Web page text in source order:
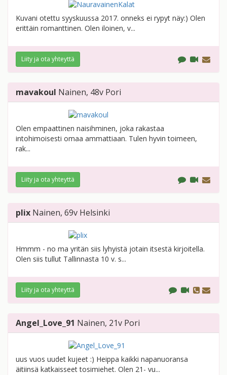
Kuvani otettu syyskuussa 2017. onneks ei rypyt näy:) Olen
erittäin romanttinen. Olen iloinen, v...
Liity ja ota yhteyttä
mavakoul Nainen, 48v Pori
Olen empaattinen naisihminen, joka rakastaa
intohimoisesti omaa ammattiaan. Tulen hyvin toimeen,
rak...
Liity ja ota yhteyttä
plix Nainen, 69v Helsinki
Hmmm - no ma yritän siis lyhyistä jotain itsestä kirjoitella.
Olen siis tullut Tallinnasta 10 v. s...
Liity ja ota yhteyttä
Angel_Love_91 Nainen, 21v Pori
uus vuos uudet kujeet :) Heippa kaikki napanuoransa
äitiinsä katkaisseet tosimiehet. Olen 21- vu...